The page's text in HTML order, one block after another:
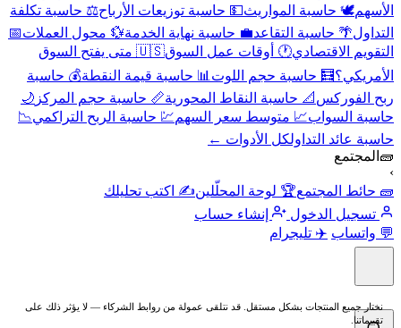
الأسهم🕊️ حاسبة المواريث💵 حاسبة توزيعات الأرباح⚖️ حاسبة تكلفة
التداول🌴 حاسبة التقاعد💼 حاسبة نهاية الخدمة💱 محول العملات📅
التقويم الاقتصادي🕐 أوقات عمل السوق
🇺🇸 متى يفتح السوق
الأمريكي؟🧮 حاسبة حجم اللوت 📊 حاسبة قيمة النقطة💰 حاسبة
ربح الفوركس 📐 حاسبة النقاط المحورية📏 حاسبة حجم المركز 🌙
حاسبة السواب📈 متوسط سعر السهم💹 حاسبة الربح التراكمي📉
حاسبة عائد التداولكل الأدوات ←
🧱 المجتمع
›
🧱 حائط المجتمع🏆 لوحة المحلّلين✍️ اكتب تحليلك
تسجيل الدخول
إنشاء حساب
💬 واتساب ✈️ تليجرام
نختار جميع المنتجات بشكل مستقل. قد نتلقى عمولة من روابط الشركاء — لا يؤثر ذلك على
تقييماتنا.